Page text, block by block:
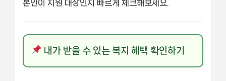
본인이 지원 대상인지 빠르게 체크해보세요.
내가 받을 수 있는 복지 혜택 확인하기